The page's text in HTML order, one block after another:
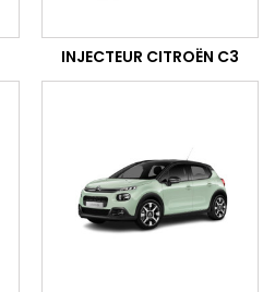
INJECTEUR CITROËN C3